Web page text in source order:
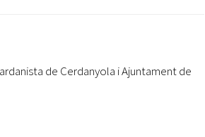
de Cerdanyola i Ajuntament de